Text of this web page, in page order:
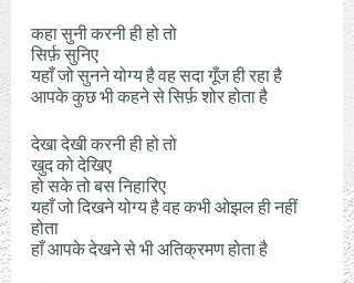
कहा सुनी करनी ही हो तो
सिर्फ़ सुनिए
यहाँ जो सुनने योग्य है वह सदा गूँज ही रहा है
आपके कुछ भी कहने से सिर्फ़ शोर होता है
देखा देखी करनी ही हो तो
खुद को देखिए
हो सके तो बस निहारिए
यहाँ जो दिखने योग्य है वह कभी ओझल ही नहीं
होता
हाँ आपके देखने से भी अतिक्रमण होता है